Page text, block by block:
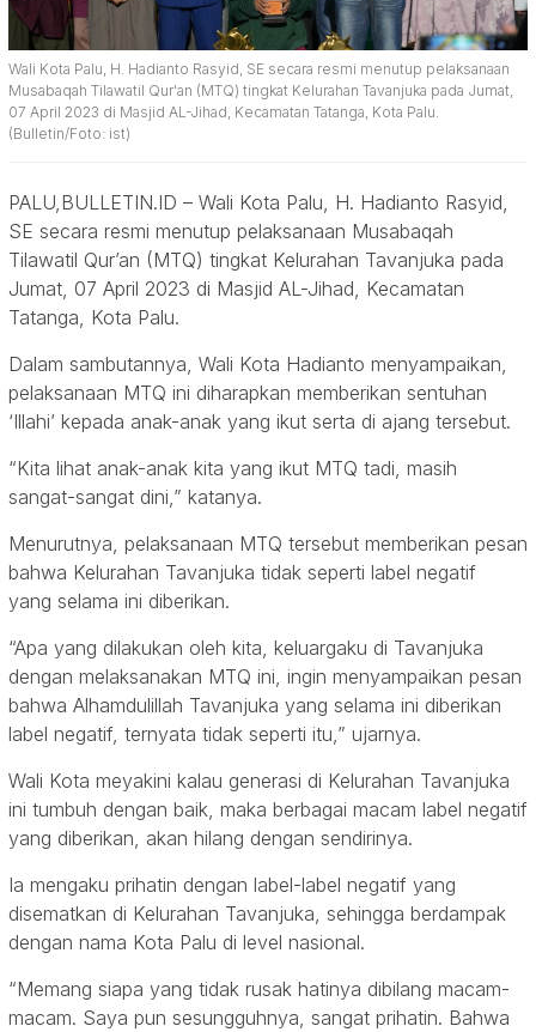
Wali Kota Palu, H. Hadianto Rasyid, SE secara resmi menutup pelaksanaan
Musabaqah Tilawatil Qur'an (MTQ) tingkat Kelurahan Tavanjuka pada Jumat,
07 April 2023 di Masjid AL-Jihad, Kecamatan Tatanga, Kota Palu.
(Bulletin/Foto: ist)
PALU,BULLETIN.ID – Wali Kota Palu, H. Hadianto Rasyid,
SE secara resmi menutup pelaksanaan Musabaqah
Tilawatil Qur’an (MTQ) tingkat Kelurahan Tavanjuka pada
Jumat, 07 April 2023 di Masjid AL-Jihad, Kecamatan
Tatanga, Kota Palu.
Dalam sambutannya, Wali Kota Hadianto menyampaikan,
pelaksanaan MTQ ini diharapkan memberikan sentuhan
‘Illahi’ kepada anak-anak yang ikut serta di ajang tersebut.
“Kita lihat anak-anak kita yang ikut MTQ tadi, masih
sangat-sangat dini,” katanya.
Menurutnya, pelaksanaan MTQ tersebut memberikan pesan
bahwa Kelurahan Tavanjuka tidak seperti label negatif
yang selama ini diberikan.
“Apa yang dilakukan oleh kita, keluargaku di Tavanjuka
dengan melaksanakan MTQ ini, ingin menyampaikan pesan
bahwa Alhamdulillah Tavanjuka yang selama ini diberikan
label negatif, ternyata tidak seperti itu,” ujarnya.
Wali Kota meyakini kalau generasi di Kelurahan Tavanjuka
ini tumbuh dengan baik, maka berbagai macam label negatif
yang diberikan, akan hilang dengan sendirinya.
Ia mengaku prihatin dengan label-label negatif yang
disematkan di Kelurahan Tavanjuka, sehingga berdampak
dengan nama Kota Palu di level nasional.
“Memang siapa yang tidak rusak hatinya dibilang macam-
macam. Saya pun sesungguhnya, sangat prihatin. Bahwa